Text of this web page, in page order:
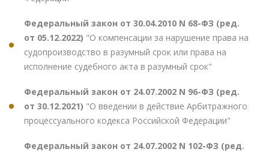
Федеральный закон от 30.04.2010 N 68-ФЗ (ред.
от 05.12.2022) "О компенсации за нарушение права на
судопроизводство в разумный срок или права на
исполнение судебного акта в разумный срок"
Федеральный закон от 24.07.2002 N 96-ФЗ (ред.
от 30.12.2021) "О введении в действие Арбитражного
процессуального кодекса Российской Федерации"
Федеральный закон от 24.07.2002 N 102-ФЗ (ред.